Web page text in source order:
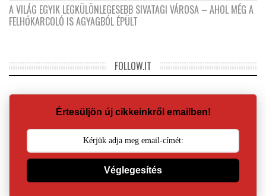
A VILÁG EGYIK LEGKÜLÖNLEGESEBB SIVATAGI VÁROSA – AHOL MÉG A
FELHŐKARCOLÓ IS AGYAGBÓL ÉPÜLT
FOLLOW.IT
Értesüljön új cikkeinkről emailben!
Véglegesítés